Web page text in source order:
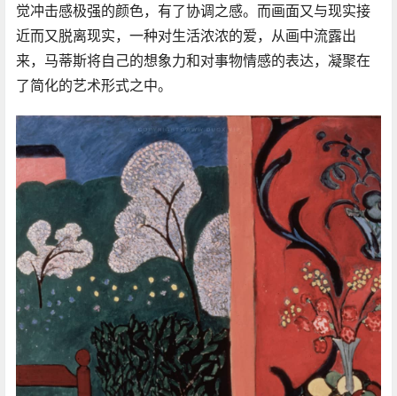
觉冲击感极强的颜色，有了协调之感。而画面又与现实接
近而又脱离现实，一种对生活浓浓的爱，从画中流露出
来，马蒂斯将自己的想象力和对事物情感的表达，凝聚在
了简化的艺术形式之中。